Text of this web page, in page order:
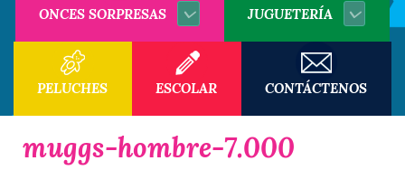
ONCES SORPRESAS JUGUETERÍA
PELUCHES ESCOLAR CONTÁCTENOS
muggs-hombre-7.000